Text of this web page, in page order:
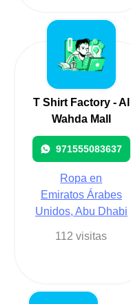
T Shirt Factory - Al
Wahda Mall
971555083637
Ropa en
Emiratos Árabes
Unidos, Abu Dhabi
112 visitas